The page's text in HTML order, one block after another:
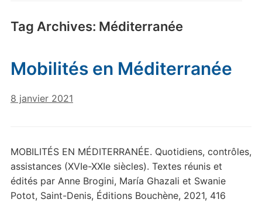
Tag Archives: Méditerranée
Mobilités en Méditerranée
8 janvier 2021
MOBILITÉS EN MÉDITERRANÉE. Quotidiens, contrôles,
assistances (XVIe-XXIe siècles). Textes réunis et
édités par Anne Brogini, María Ghazali et Swanie
Potot, Saint-Denis, Éditions Bouchène, 2021, 416